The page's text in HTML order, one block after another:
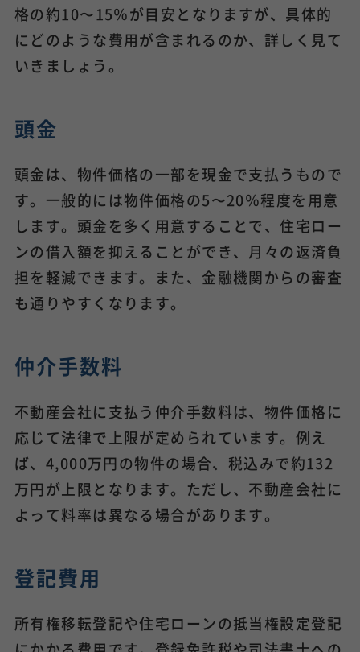
格の約10〜15％が目安となりますが、具体的
にどのような費用が含まれるのか、詳しく見て
いきましょう。
頭金
頭金は、物件価格の一部を現金で支払うもので
す。一般的には物件価格の5〜20％程度を用意
します。頭金を多く用意することで、住宅ロー
ンの借入額を抑えることができ、月々の返済負
担を軽減できます。また、金融機関からの審査
も通りやすくなります。
仲介手数料
不動産会社に支払う仲介手数料は、物件価格に
応じて法律で上限が定められています。例え
ば、4,000万円の物件の場合、税込みで約132
万円が上限となります。ただし、不動産会社に
よって料率は異なる場合があります。
登記費用
所有権移転登記や住宅ローンの抵当権設定登記